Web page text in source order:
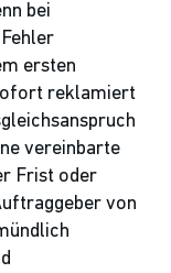
bei
ersten
reklamiert
vereinbarte
Frist oder
von